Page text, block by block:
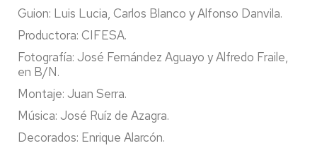
Guion: Luis Lucia, Carlos Blanco y Alfonso Danvila.
Productora: CIFESA.
Fotografía: José Fernández Aguayo y Alfredo Fraile,
en B/N.
Montaje: Juan Serra.
Música: José Ruíz de Azagra.
Decorados: Enrique Alarcón.